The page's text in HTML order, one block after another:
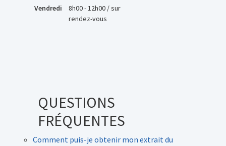
Vendredi
8h00 - 12h00 / sur
rendez-vous
QUESTIONS
FRÉQUENTES
Comment puis-je obtenir mon extrait du